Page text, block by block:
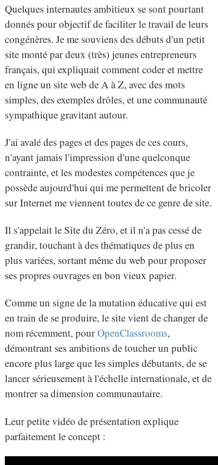
Quelques internautes ambitieux se sont pourtant
donnés pour objectif de faciliter le travail de leurs
congénères. Je me souviens des débuts d'un petit
site monté par deux (très) jeunes entrepreneurs
français, qui expliquait comment coder et mettre
en ligne un site web de A à Z, avec des mots
simples, des exemples drôles, et une communauté
sympathique gravitant autour.
J'ai avalé des pages et des pages de ces cours,
n'ayant jamais l'impression d'une quelconque
contrainte, et les modestes compétences que je
possède aujourd'hui qui me permettent de bricoler
sur Internet me viennent toutes de ce genre de site.
Il s'appelait le Site du Zéro, et il n'a pas cessé de
grandir, touchant à des thématiques de plus en
plus variées, sortant même du web pour proposer
ses propres ouvrages en bon vieux papier.
Comme un signe de la mutation éducative qui est
en train de se produire, le site vient de changer de
nom récemment, pourOpenClassrooms,
démontrant ses ambitions de toucher un public
encore plus large que les simples débutants, de se
lancer sérieusement à l'échelle internationale, et de
montrer sa dimension communautaire.
Leur petite vidéo de présentation explique
parfaitement le concept :